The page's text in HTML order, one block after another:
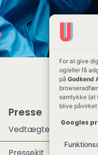
For at give
og/eller få
på Godkend
samtykke (at
blive
Googles
Presse
Vedtægter